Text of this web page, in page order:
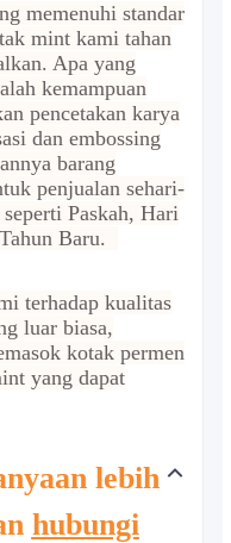
memenuhi standar
mint kami tahan
Apa yang
kemampuan
pencetakan karya
dan embossing
barang
penjualan sehari-
Paskah, Hari
Baru.
terhadap kualitas
luar biasa,
kotak permen
yang dapat
lebih
hubungi